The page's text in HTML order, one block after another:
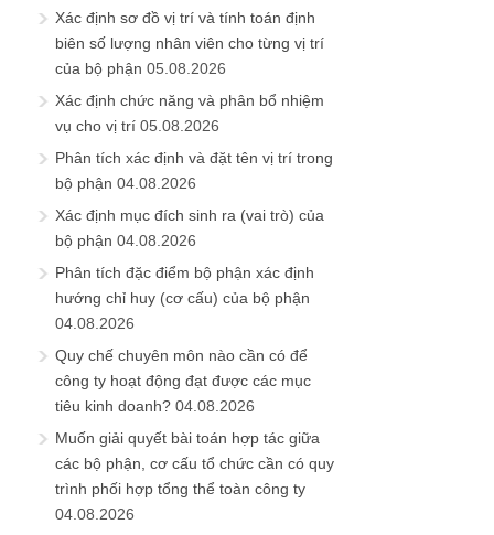
Xác định sơ đồ vị trí và tính toán định
biên số lượng nhân viên cho từng vị trí
của bộ phận 05.08.2026
Xác định chức năng và phân bổ nhiệm
vụ cho vị trí 05.08.2026
Phân tích xác định và đặt tên vị trí trong
bộ phận 04.08.2026
Xác định mục đích sinh ra (vai trò) của
bộ phận 04.08.2026
Phân tích đặc điểm bộ phận xác định
hướng chỉ huy (cơ cấu) của bộ phận
04.08.2026
Quy chế chuyên môn nào cần có để
công ty hoạt động đạt được các mục
tiêu kinh doanh? 04.08.2026
Muốn giải quyết bài toán hợp tác giữa
các bộ phận, cơ cấu tổ chức cần có quy
trình phối hợp tổng thể toàn công ty
04.08.2026